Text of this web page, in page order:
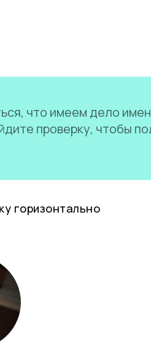
что имеем дело
проверку, чтобы
горизонтально